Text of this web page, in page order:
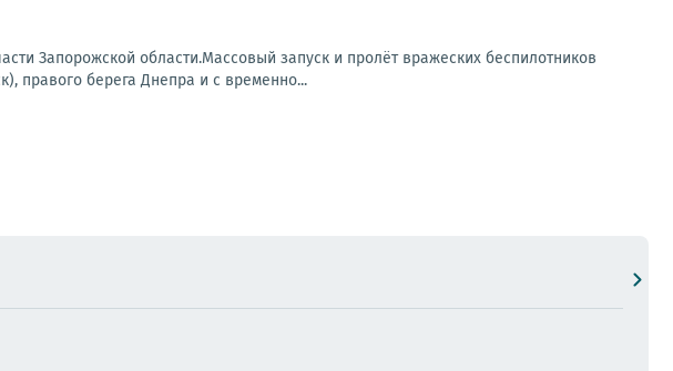
Запорожской области.Массовый запуск и пролёт вражеских беспилотников
правого берега Днепра и с временно...